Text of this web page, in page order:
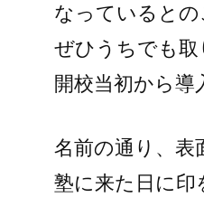
なっていると
ぜひうちでも取
開校当初から導
名前の通り、表
塾に来た日に印